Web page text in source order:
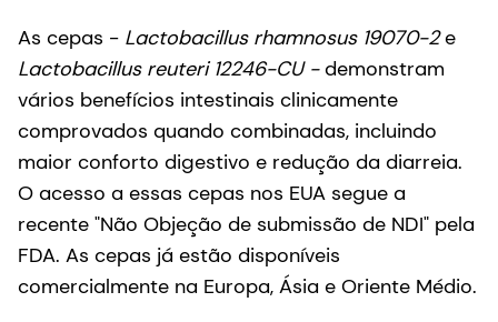
As cepas - Lactobacillus rhamnosus 19070-2e
Lactobacillus reuteri 12246-CU -demonstram
vários benefícios intestinais clinicamente
comprovados quando combinadas, incluindo
maior conforto digestivo e redução da diarreia.
O acesso a essas cepas nos EUA segue a
recente "Não Objeção de submissão de NDI" pela
FDA. As cepas já estão disponíveis
comercialmente na Europa, Ásia e Oriente Médio.